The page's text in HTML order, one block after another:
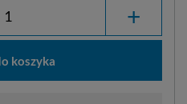
+
koszyka